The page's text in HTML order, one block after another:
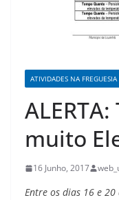
ATIVIDADES NA FREGUESIA
muito
16 Junho, 2017
Entre os dias 16 e